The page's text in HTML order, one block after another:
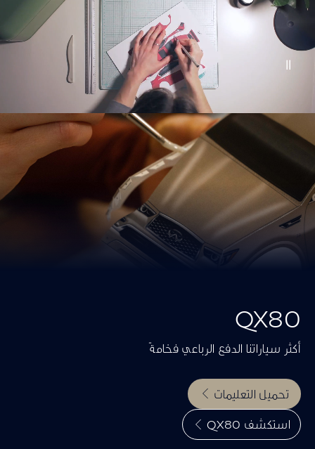
QX80
أكثر سياراتنا الدفع الرباعي فخامةً
تحميل التعليمات
استكشف QX80